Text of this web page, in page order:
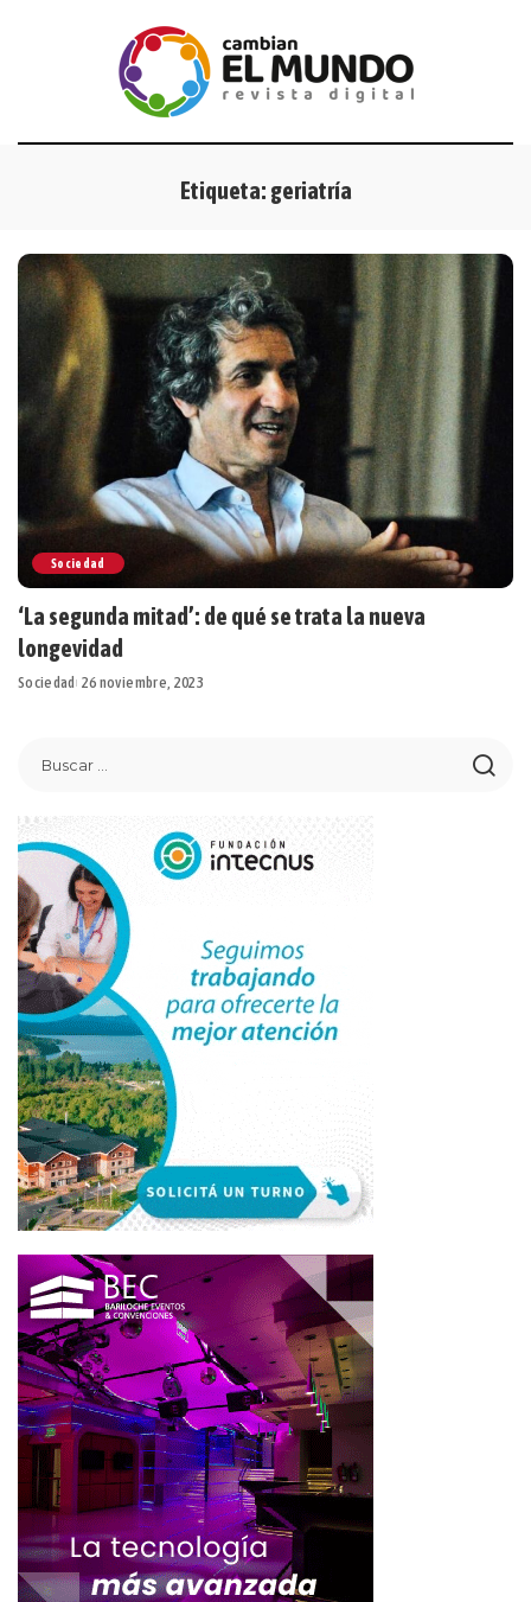
Etiqueta: geriatría
Sociedad
‘La segunda mitad’: de qué se trata la nueva
longevidad
Sociedad 26 noviembre, 2023